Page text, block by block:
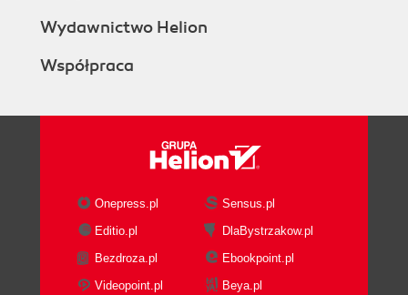
Wydawnictwo Helion
Współpraca
Onepress.pl
Sensus.pl
Editio.pl
DlaBystrzakow.pl
Bezdroza.pl
Ebookpoint.pl
Videopoint.pl
Beya.pl